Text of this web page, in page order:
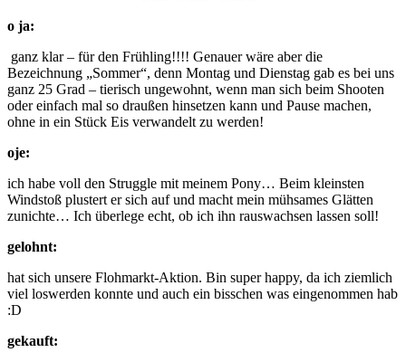
o ja:
ganz klar – für den Frühling!!!! Genauer wäre aber die
Bezeichnung „Sommer“, denn Montag und Dienstag gab es bei uns
ganz 25 Grad – tierisch ungewohnt, wenn man sich beim Shooten
oder einfach mal so draußen hinsetzen kann und Pause machen,
ohne in ein Stück Eis verwandelt zu werden!
oje:
ich habe voll den Struggle mit meinem Pony… Beim kleinsten
Windstoß plustert er sich auf und macht mein mühsames Glätten
zunichte… Ich überlege echt, ob ich ihn rauswachsen lassen soll!
gelohnt:
hat sich unsere Flohmarkt-Aktion. Bin super happy, da ich ziemlich
viel loswerden konnte und auch ein bisschen was eingenommen hab
:D
gekauft: